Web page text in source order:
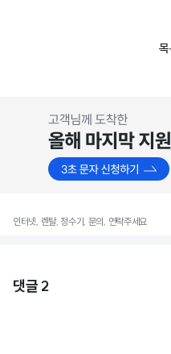
인터넷, 렌탈, 정수기, 문의, 연락주세요
댓글2